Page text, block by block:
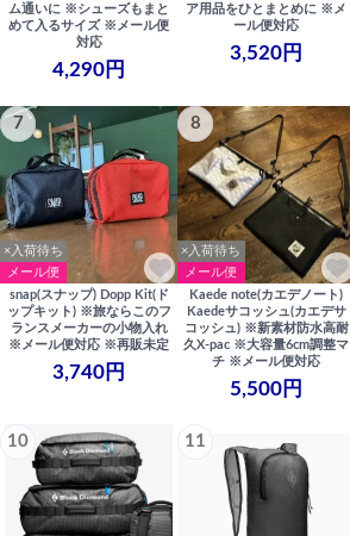
ム通いに ※シューズもまと
めて入るサイズ ※メール便
対応
4,290円
ア用品をひとまとめに ※メ
ール便対応
3,520円
7
×入荷待ち
メール便
snap(スナップ) Dopp Kit(ド
ップキット) ※旅ならこのフ
ランスメーカーの小物入れ
※メール便対応 ※再販未定
3,740円
8
×入荷待ち
メール便
Kaede note(カエデノート)
Kaedeサコッシュ(カエデサ
コッシュ) ※新素材防水高耐
久X-pac ※大容量6cm調整マ
チ ※メール便対応
5,500円
10 11